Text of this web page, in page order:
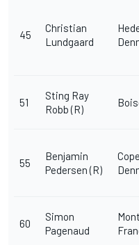
45
Christian
Lundgaard
51
Sting Ray
Robb (R)
55
Benjamin
Pedersen (R)
60
Simon
Pagenaud